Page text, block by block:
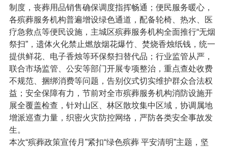
制度，丧葬用品销售确保调度指挥畅通；便民服务暖心，
各殡葬服务机构普遍增设绿色通道，配备轮椅、热水、医
疗急救点等便民设施，主城区殡葬服务机构全面推行“无烟
祭扫”，遗体火化禁止燃放烟花爆竹、焚烧香烛纸钱，统一
提供鲜花、电子香烛等环保祭扫替代品；行业监管从严，
联合市场监管、公安等部门开展专项整治，重点查处收费
不规范、捆绑消费等问题，告别仪式切实维护群众合法权
益；安全保障有力，节前对全市殡葬服务机构消防设施开
展全覆盖检查，针对山区、林区散坟集中区域，协调属地
增派巡查力量，织密火灾防控网络，严防各类安全事故发
生。
本次“殡葬政策宣传月”紧扣“绿色殡葬 平安清明”主题，坚